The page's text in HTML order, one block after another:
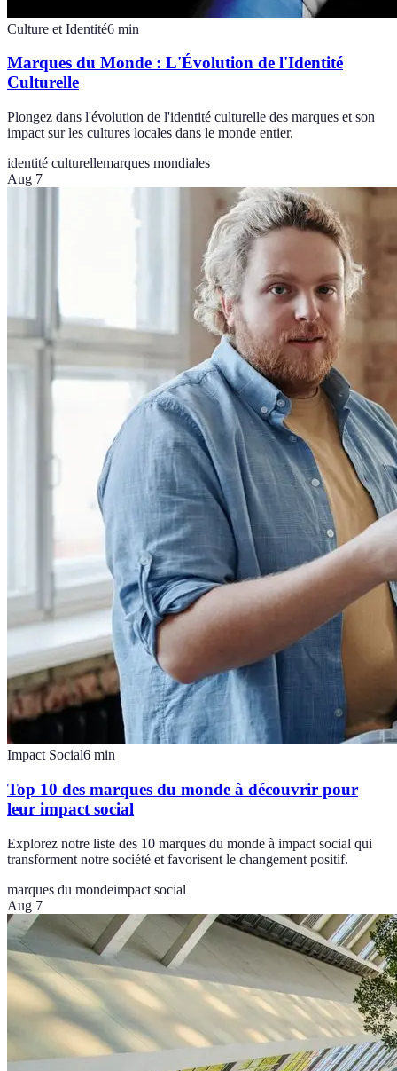
Culture et Identité6 min
Marques du Monde : L'Évolution de l'Identité
Culturelle
Plongez dans l'évolution de l'identité culturelle des marques et son
impact sur les cultures locales dans le monde entier.
identité culturellemarques mondiales
Aug 7
Impact Social6 min
Top 10 des marques du monde à découvrir pour
leur impact social
Explorez notre liste des 10 marques du monde à impact social qui
transforment notre société et favorisent le changement positif.
marques du mondeimpact social
Aug 7